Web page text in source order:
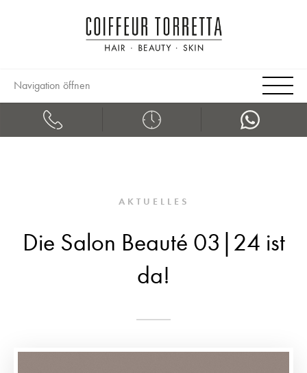
Navigation öffnen
AKTUELLES
Die Salon Beauté 03|24 ist
da!